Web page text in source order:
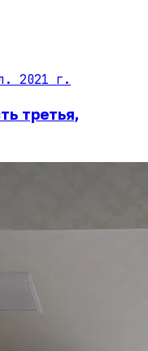
2021 г.
третья,